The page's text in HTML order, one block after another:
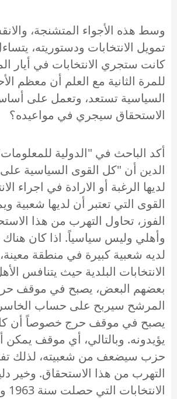
وسط هذه الأجواء المتشنجة،
تمويل الانتخابات ودستوريته،
كانت ستجري الانتخابات في أيار
للمرة الثانية مع العلم أن معظم
السياسية تستعد، وتعمل على
الاستحقاق سيجري في مواعيده؟
أكد الباحث في "الدولية
الدين أن "كل القوى السياسية
لديها الرغبة أو الارادة في اجراء
القوى التي تعتبر أن لديها شعبية
الفوز، تحاول التهرب من هذا
وأهلي وليس سياسياً. اذا كان
لديه شعبية كبيرة في منطقة
الانتخابات البلدية حيث يتنافس
بعضهم البعض، يصبح في موقف
المرشح سيربح على حساب الخاسر،
يصبح في موقف حرج خصوصاً أن
يؤيدونه. وبالتالي، أي موقف يمكن
حزب سيضعف من شعبيته، لذلك
التهرب من هذا الاستحقاق. وخير